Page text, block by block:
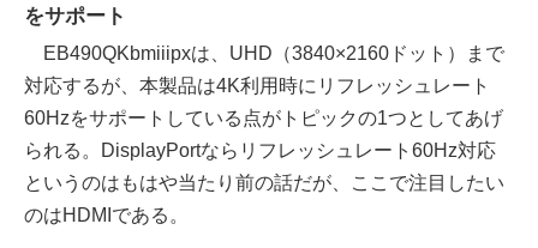
をサポート
EB490QKbmiiipxは、UHD（3840×2160ドット）まで
対応するが、本製品は4K利用時にリフレッシュレート
60Hzをサポートしている点がトピックの1つとしてあげ
られる。DisplayPortならリフレッシュレート60Hz対応
というのはもはや当たり前の話だが、ここで注目したい
のはHDMIである。